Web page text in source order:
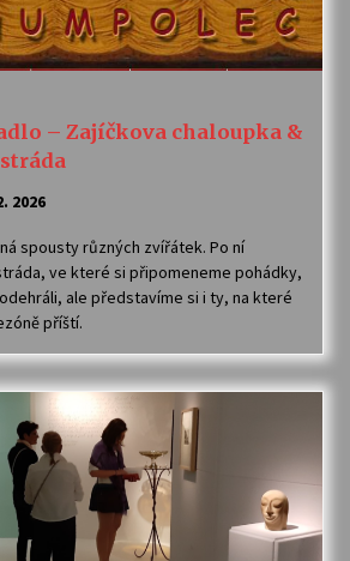
– Zajíčkova chaloupka &
2026
spousty různých zvířátek. Po ní
ve které si připomeneme pohádky,
ale představíme si i ty, na které
příští.